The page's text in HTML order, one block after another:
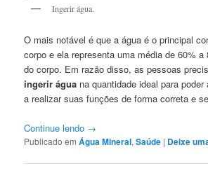
Ingerir água.
O mais notável é que a água é o principal
corpo e ela representa uma média de 60%
do corpo. Em razão disso, as pessoas
ingerir água na quantidade ideal para
a realizar suas funções de forma correta e
Continue lendo →
Publicado em Água Mineral,Saúde | Deixe